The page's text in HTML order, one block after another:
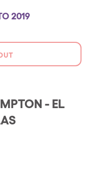
2019
- EL